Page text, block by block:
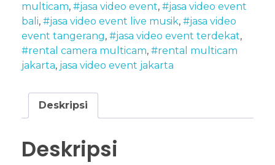
multicam, #jasa video event, #jasa video event
bali, #jasa video event live musik, #jasa video
event tangerang, #jasa video event terdekat,
#rental camera multicam, #rental multicam
jakarta, jasa video event jakarta
Deskripsi
Deskripsi